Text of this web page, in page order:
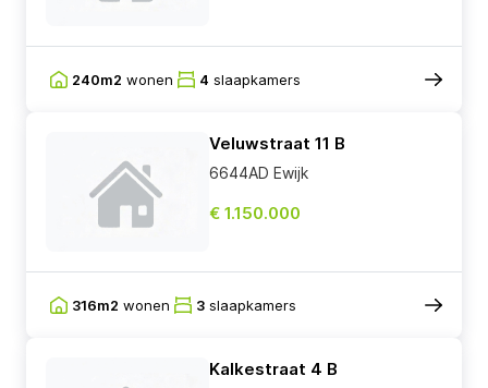
240m2 wonen 4 slaapkamers
Veluwstraat 11 B
6644AD Ewijk
€ 1.150.000
316m2 wonen 3 slaapkamers
Kalkestraat 4 B